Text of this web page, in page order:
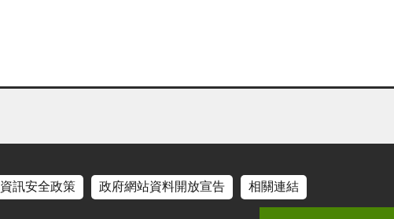
資訊安全政策 政府網站資料開放宣告 相關連結